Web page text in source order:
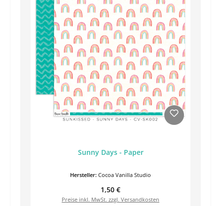
Sunny Days - Paper
Hersteller: Cocoa Vanilla Studio
Regulärer Preis:
1,50 €
Preise inkl. MwSt. zzgl. Versandkosten